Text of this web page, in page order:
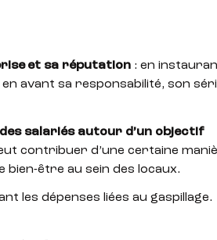
et sa réputation : en
avant sa responsabilité, son
salariés autour d’un objectif
contribuer d’une certaine
bien-être au sein des locaux.
les dépenses liées au gaspillage.